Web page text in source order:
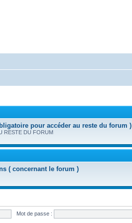
pour accéder au reste du forum )
RESTE DU FORUM
( concernant le forum )
Mot de passe :